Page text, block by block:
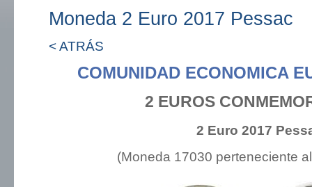
Moneda 2 Euro 2017 Pessac
< ATRÁS
COMUNIDAD ECONOMICA
2 EUROS
2 Euro 2017
(Moneda 17030 perteneciente